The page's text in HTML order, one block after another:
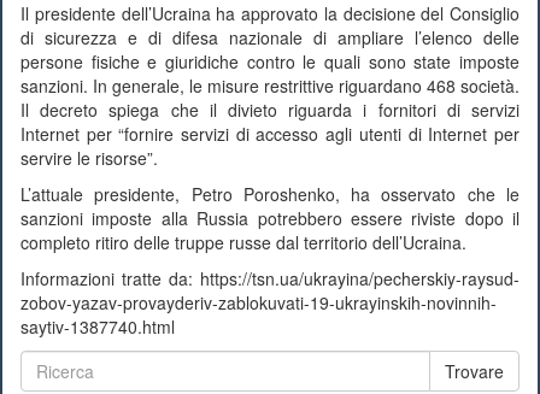
Il presidente dell’Ucraina ha approvato la decisione del Consiglio
di sicurezza e di difesa nazionale di ampliare l’elenco delle
persone fisiche e giuridiche contro le quali sono state imposte
sanzioni. In generale, le misure restrittive riguardano 468 società.
Il decreto spiega che il divieto riguarda i fornitori di servizi
Internet per “fornire servizi di accesso agli utenti di Internet per
servire le risorse”.
L’attuale presidente, Petro Poroshenko, ha osservato che le
sanzioni imposte alla Russia potrebbero essere riviste dopo il
completo ritiro delle truppe russe dal territorio dell’Ucraina.
Informazioni tratte da: https://tsn.ua/ukrayina/pecherskiy-raysud-
zobov-yazav-provayderiv-zablokuvati-19-ukrayinskih-novinnih-
saytiv-1387740.html
Trovare